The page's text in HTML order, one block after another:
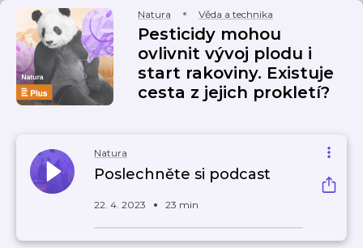
Natura Věda a technika
Pesticidy mohou
ovlivnit vývoj plodu i
start rakoviny. Existuje
cesta z jejich prokletí?
Natura
Poslechněte si podcast
22. 4. 2023 23 min